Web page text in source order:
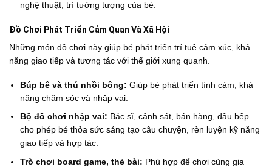
nghệ thuật, trí tưởng tượng của bé.
Đồ Chơi Phát Triển Cảm Quan Và Xã Hội
Những món đồ chơi này giúp bé phát triển trí tuệ cảm xúc, khả
năng giao tiếp và tương tác với thế giới xung quanh.
Búp bê và thú nhồi bông: Giúp bé phát triển tình cảm, khả
năng chăm sóc và nhập vai.
Bộ đồ chơi nhập vai: Bác sĩ, cảnh sát, bán hàng, đầu bếp…
cho phép bé thỏa sức sáng tạo câu chuyện, rèn luyện kỹ năng
giao tiếp và hợp tác.
Trò chơi board game, thẻ bài: Phù hợp để chơi cùng gia